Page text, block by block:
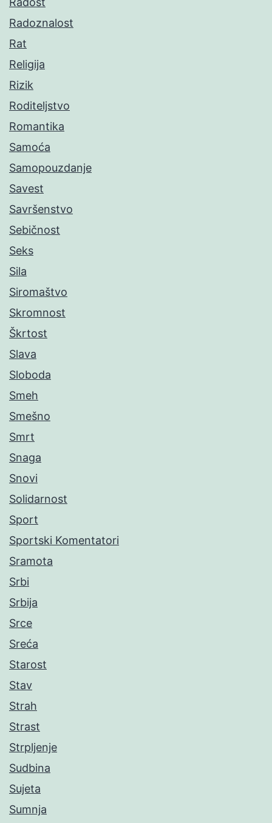
Radoznalost
Rat
Religija
Rizik
Roditeljstvo
Romantika
Samoća
Samopouzdanje
Savest
Savršenstvo
Sebičnost
Seks
Sila
Siromaštvo
Skromnost
Škrtost
Slava
Sloboda
Smeh
Smešno
Smrt
Snaga
Snovi
Solidarnost
Sport
Sportski Komentatori
Sramota
Srbi
Srbija
Srce
Sreća
Starost
Stav
Strah
Strast
Strpljenje
Sudbina
Sujeta
Sumnja